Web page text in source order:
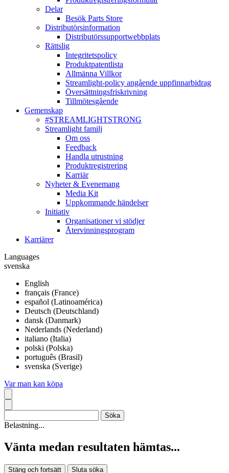
Delar
Besök Parts Store
Distributörsinformation
Distributörssupportwebbplats
Rättslig
Integritetspolicy
Produktpatentlista
Allmänna Villkor
Streamlight-policy angående uppfinnarbidrag
Översättningsfriskrivning
Tillmötesgående
Gemenskap
#STREAMLIGHTSTRONG
Streamlight familj
Om oss
Feedback
Handla utrustning
Produktregistrering
Karriär
Nyheter & Evenemang
Media Kit
Uppkommande händelser
Initiativ
Organisationer vi stödjer
Återvinningsprogram
Karriärer
Languages
svenska
English
français (France)
español (Latinoamérica)
Deutsch (Deutschland)
dansk (Danmark)
Nederlands (Nederland)
italiano (Italia)
polski (Polska)
português (Brasil)
svenska (Sverige)
Var man kan köpa
Belastning...
Vänta medan resultaten hämtas...
Stäng och fortsätt Sluta söka